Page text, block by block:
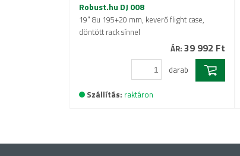
Robust.hu DJ 008
19" 8u 195+20 mm, keverő flight case,
döntött rack sínnel
ÁR: 39 992 Ft
darab
Szállítás: raktáron